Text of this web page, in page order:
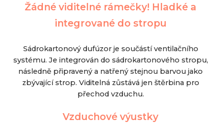
Žádné viditelné rámečky! Hladké a
integrované do stropu
Sádrokartonový dufúzor je součástí ventilačního
systému. Je integrován do sádrokartonového stropu,
následně připravený a natřený stejnou barvou jako
zbývající strop. Viditelná zůstává jen štěrbina pro
přechod vzduchu.
Vzduchové výustky